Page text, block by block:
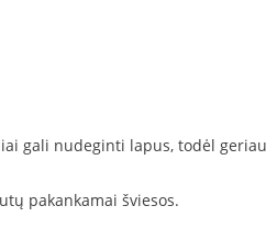
gali nudeginti lapus, todėl
pakankamai šviesos.